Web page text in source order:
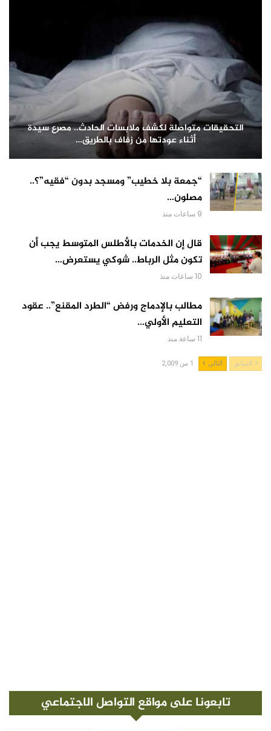
التحقيقات متواصلة لكشف ملابسات الحادث.. مصرع سيدة
أثناء عودتها من زفاف بالطريق…
“جمعة بلا خطيب” ومسجد بدون “فقيه”؟..
مصلون…
9 ساعات منذ
قال إن الخدمات بالأطلس المتوسط يجب أن
تكون مثل الرباط.. شوكي يستعرض…
10 ساعات منذ
مطالب بالإدماج ورفض “الطرد المقنع”.. عقود
التعليم الأولي…
11 ساعة منذ
السابق التالي 1 من 2,009
تابعونا على مواقع التواصل الاجتماعي